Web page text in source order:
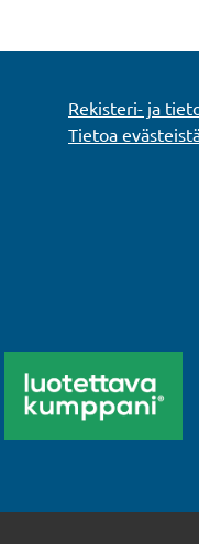
Rekisteri- ja
Tietoa